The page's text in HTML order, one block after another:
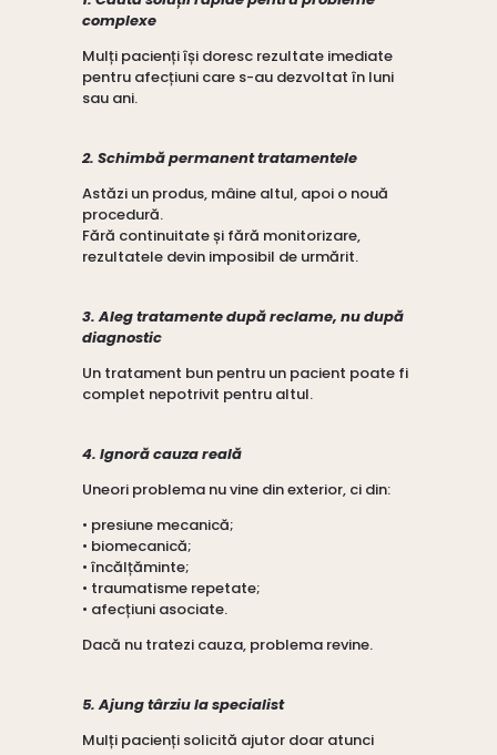
complexe
Mulți pacienți își doresc rezultate imediate
pentru afecțiuni care s-au dezvoltat în luni
sau ani.
2. Schimbă permanent tratamentele
Astăzi un produs, mâine altul, apoi o nouă
procedură.
Fără continuitate și fără monitorizare,
rezultatele devin imposibil de urmărit.
3. Aleg tratamente după reclame, nu după
diagnostic
Un tratament bun pentru un pacient poate fi
complet nepotrivit pentru altul.
4. Ignoră cauza reală
Uneori problema nu vine din exterior, ci din:
• presiune mecanică;
• biomecanică;
• încălțăminte;
• traumatisme repetate;
• afecțiuni asociate.
Dacă nu tratezi cauza, problema revine.
5. Ajung târziu la specialist
Mulți pacienți solicită ajutor doar atunci